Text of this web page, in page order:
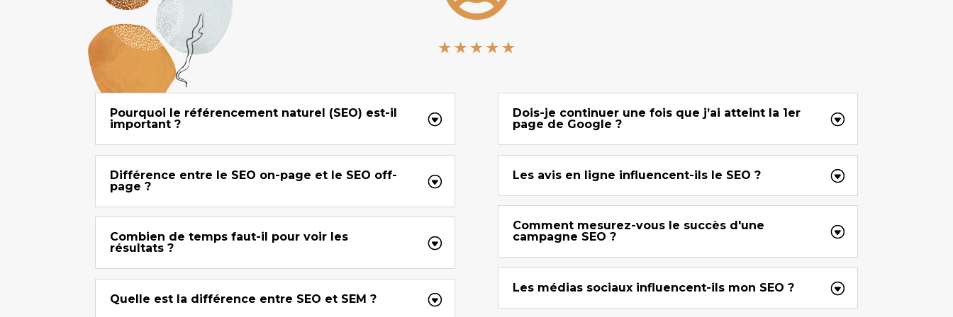
Pourquoi le référencement naturel (SEO) est-il
important ?
Différence entre le SEO on-page et le SEO off-
page ?
Combien de temps faut-il pour voir les
résultats ?
Quelle est la différence entre SEO et SEM ?
Dois-je continuer une fois que j’ai atteint la 1er
page de Google ?
Les avis en ligne influencent-ils le SEO ?
Comment mesurez-vous le succès d'une
campagne SEO ?
Les médias sociaux influencent-ils mon SEO ?